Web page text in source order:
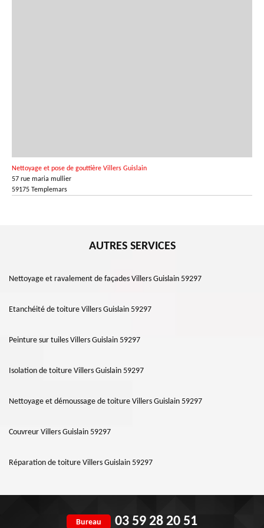
Nettoyage et pose de gouttière Villers Guislain
57 rue maria mullier
59175 Templemars
AUTRES SERVICES
Nettoyage et ravalement de façades Villers Guislain 59297
Etanchéité de toiture Villers Guislain 59297
Peinture sur tuiles Villers Guislain 59297
Isolation de toiture Villers Guislain 59297
Nettoyage et démoussage de toiture Villers Guislain 59297
Couvreur Villers Guislain 59297
Réparation de toiture Villers Guislain 59297
Bureau 03 59 28 20 51